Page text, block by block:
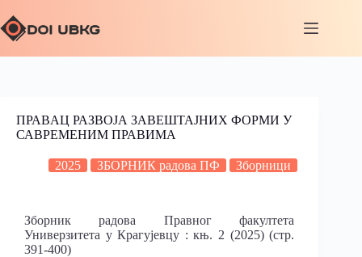
ПРАВAЦ РАЗВОЈА ЗАВЕШТАЈНИХ ФОРМИ У
САВРEМЕНИМ ПРАВИМА
2025 ЗБОРНИК радова ПФ Зборници
Зборник радова Правног факултета
Универзитета у Крагујевцу : књ. 2 (2025) (стр.
391-400)